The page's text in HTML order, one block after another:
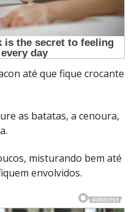
até que fique crocante
as batatas, a cenoura,
misturando bem até
envolvidos.